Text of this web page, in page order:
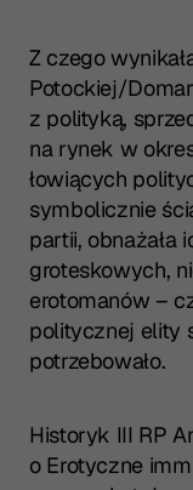
Z czego
Potockiej/
z polityką,
na rynek w
łowiących
symbolicznie
partii, obnażała
groteskowych,
erotomanów –
politycznej elity
potrzebowało.
Historyk III RP
o Erotyczne